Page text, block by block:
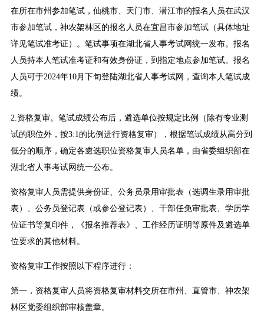
在所在市州参加笔试，仙桃市、天门市、潜江市的报名人员在武汉
市参加笔试，神农架林区的报名人员在宜昌市参加笔试（具体地址
详见笔试准考证）。笔试事项在湖北省人事考试网统一发布。报名
人员持本人笔试准考证和有效身份证，到指定地点参加笔试。报名
人员可于2024年10月下旬登陆湖北省人事考试网，查询本人笔试成
绩。
2.资格复审。笔试成绩公布后，遴选单位按规定比例（除有专业测
试的职位外，按3:1的比例进行资格复审），根据笔试成绩从高分到
低分的顺序，确定各遴选职位资格复审人员名单，由省委组织部在
湖北省人事考试网统一公布。
资格复审人员需提供身份证、公务员录用审批表（选调生录用审批
表）、公务员登记表（或参公登记表）、干部任免审批表、学历学
位证书等复印件，《报名推荐表》、工作经历证明等原件及遴选单
位要求的其他材料。
资格复审工作按照以下程序进行：
第一，资格复审人员将资格复审材料交所在市州、直管市、神农架
林区党委组织部审核盖章。